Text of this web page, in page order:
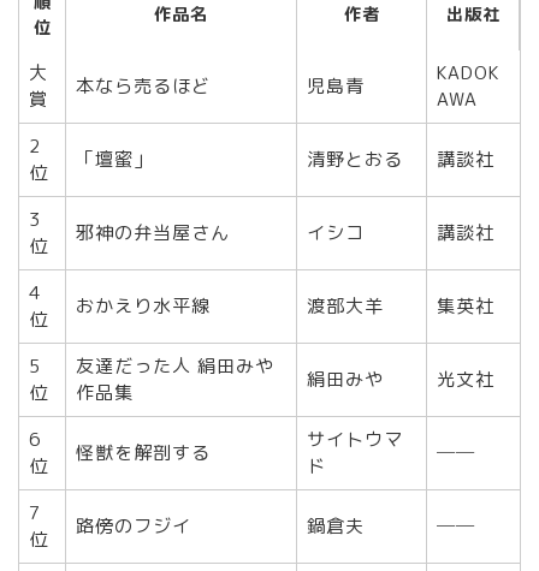
位
作品名 作者 出版社
大
賞
本なら売るほど 児島青
KADOK
AWA
2
位
「壇蜜」 清野とおる 講談社
3
位
邪神の弁当屋さん イシコ 講談社
4
位
おかえり水平線 渡部大羊 集英社
5
位
友達だった人 絹田みや
作品集
絹田みや 光文社
6
位
怪獣を解剖する
サイトウマ
ド
──
7
位
路傍のフジイ 鍋倉夫 ──